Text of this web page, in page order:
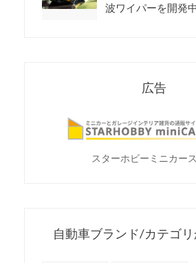
波ワイパーを開発
広告
スターホビーミニカー
自動車ブランド/カテゴ